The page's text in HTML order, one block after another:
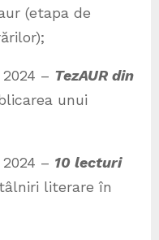
(etapa de
– TezAUR din
unui
– 10 lecturi
literare în